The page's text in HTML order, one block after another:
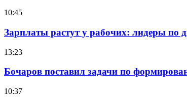
10:45
Зарплаты растут у рабочих: лидеры
13:23
Бочаров поставил задачи по
10:37